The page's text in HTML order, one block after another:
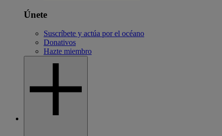
Únete
Suscríbete y actúa por el océano
Donativos
Hazte miembro